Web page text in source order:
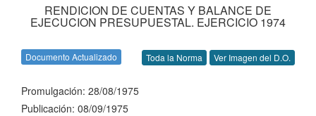
RENDICION DE CUENTAS Y BALANCE DE
EJECUCION PRESUPUESTAL. EJERCICIO 1974
Documento Actualizado Toda la Norma Ver Imagen del D.O.
Promulgación: 28/08/1975
Publicación: 08/09/1975